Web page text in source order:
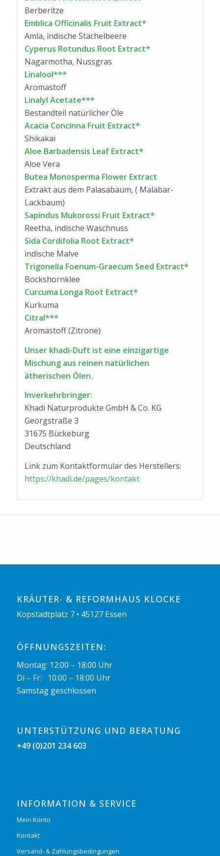
Berberitze
Emblica Officinalis Fruit Extract*
Amla, indische Stachelbeere
Cyperus Rotundus Root Extract*
Nagarmotha, Nussgras
Linalool***
Aromastoff
Linalyl Acetate***
Bestandteil natürlicher Öle
Acacia Concinna Fruit Extract*
Shikakai
Aloe Barbadensis Leaf Extract*
Aloe Vera
Butea Monosperma Flower Extract
Extrakt aus dem Palasabaum, ( Malabar-
Lackbaum)
Sapindus Mukorossi Fruit Extract*
Reetha, indische Waschnuss
Sida Cordifolia Root Extract*
indische Malve
Trigonella Foenum-Graecum Seed Extract*
Bockshornklee
Curcuma Longa Root Extract*
Kurkuma
Citral***
Aromastoff (Zitrone)
Unser khadi-Duft ist eine einzigartige
Mischung aus reinen natürlichen
ätherischen Ölen.
Inverkehrbringer:
Khadi Naturprodukte GmbH & Co. KG
Georgstraße 3
31675 Bückeburg
Deutschland
Link zum Kontaktformular des Herstellers:
https://khadi.de/pages/kontakt
KRÄUTER- & REFORMHAUS KLOCKE
Kopstadtplatz 7 • 45127 Essen
ÖFFNUNGSZEITEN:
Montag: 12:00 – 18:00 Uhr
Di – Fr: 10:00 – 18:00 Uhr
Samstag geschlossen
UNTERSTÜTZUNG UND BERATUNG
+49 (0)201 234 603
INFORMATION & SERVICE
Mein Konto
Kontakt
Versand- & Zahlungsbedingungen